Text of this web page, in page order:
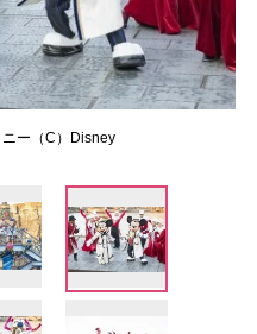
ー（C）Disney